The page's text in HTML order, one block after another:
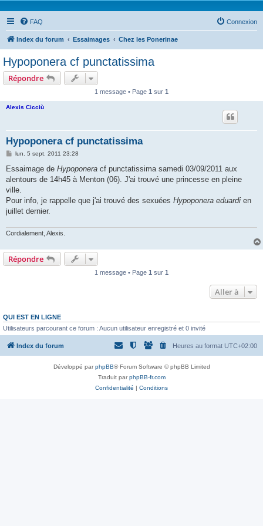
FAQ Connexion
Index du forum Essaimages Chez les Ponerinae
Hypoponera cf punctatissima
Répondre
1 message • Page 1 sur 1
Alexis Cicciù
Hypoponera cf punctatissima
M
s
a
g
lun. 5 sept. 2011 23:28
Essaimage de Hypoponera cf punctatissima samedi 03/09/2011 aux
alentours de 14h45 à Menton (06). J'ai trouvé une princesse en pleine
ville.
Pour info, je rappelle que j'ai trouvé des sexuées Hypoponera eduardi en
juillet dernier.
Cordialement, Alexis.
Répondre
1 message • Page 1 sur 1
Aller à
QUI EST EN LIGNE
Utilisateurs parcourant ce forum : Aucun utilisateur enregistré et 0 invité
Index du forum Heures au format UTC+02:00
Développé parphpBB® Forum Software © phpBB Limited
Traduit parphpBB-fr.com
Confidentialité | Conditions